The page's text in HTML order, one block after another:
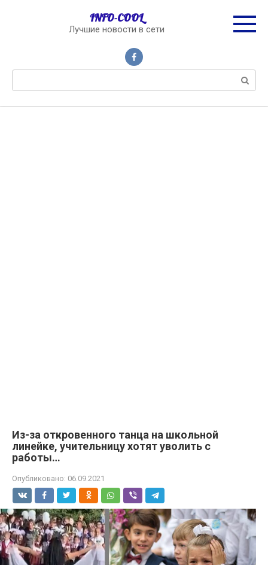
INFO-COOL
Лучшие новости в сети
Из-за откровенного танца на школьной
линейке, учительницу хотят уволить с
работы…
Опубликовано: 06.09.2021